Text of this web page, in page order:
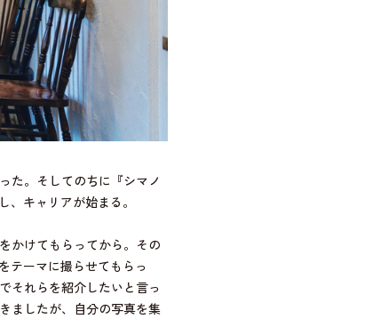
た。そしてのちに『シマノ
キャリアが始まる。
かけてもらってから。その
テーマに撮らせてもらっ
それらを紹介したいと言っ
ましたが、自分の写真を集